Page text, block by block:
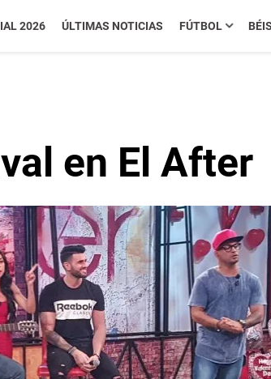
2026 ÚLTIMAS NOTICIAS FÚTBOL
en El After